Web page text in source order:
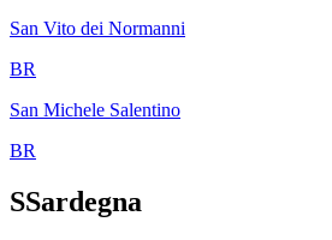
San Vito dei Normanni
BR
San Michele Salentino
BR
SSardegna